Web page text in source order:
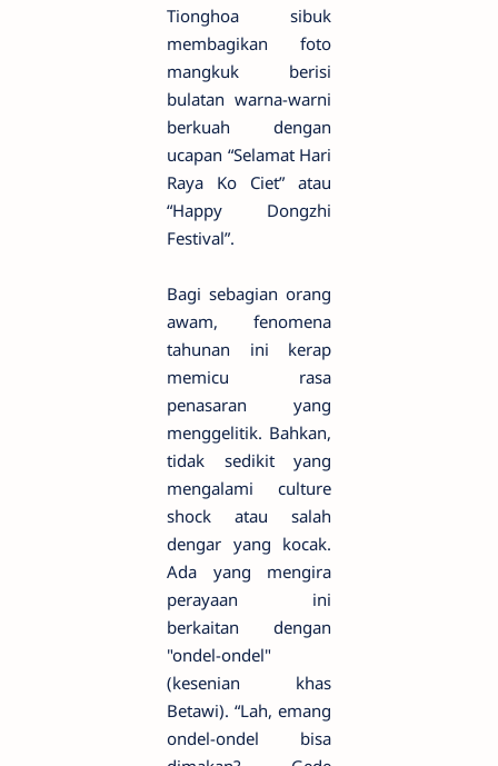
Tionghoa sibuk
membagikan foto
mangkuk berisi
bulatan warna-warni
berkuah dengan
ucapan “Selamat Hari
Raya Ko Ciet” atau
“Happy Dongzhi
Festival”.
Bagi sebagian orang
awam, fenomena
tahunan ini kerap
memicu rasa
penasaran yang
menggelitik. Bahkan,
tidak sedikit yang
mengalami culture
shock atau salah
dengar yang kocak.
Ada yang mengira
perayaan ini
berkaitan dengan
"ondel-ondel"
(kesenian khas
Betawi). “Lah, emang
ondel-ondel bisa